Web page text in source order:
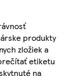
produkty
zložiek a
etiketu
na